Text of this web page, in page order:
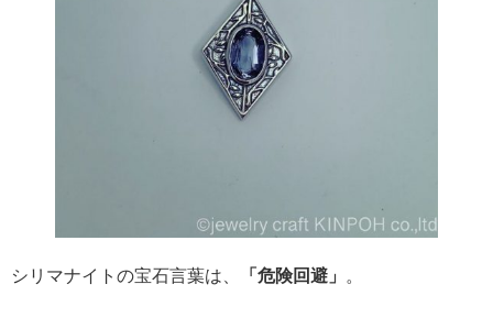
シリマナイトの宝石言葉は、 「危険回避」 。